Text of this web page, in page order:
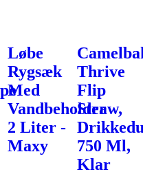
Løbe
Rygsæk
Med
Vandbeholder
2 Liter -
Maxy
Thrive
Flip
Straw,
750 Ml,
Klar